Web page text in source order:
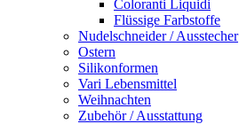
Coloranti Liquidi
Flüssige Farbstoffe
Nudelschneider / Ausstecher
Ostern
Silikonformen
Vari Lebensmittel
Weihnachten
Zubehör / Ausstattung